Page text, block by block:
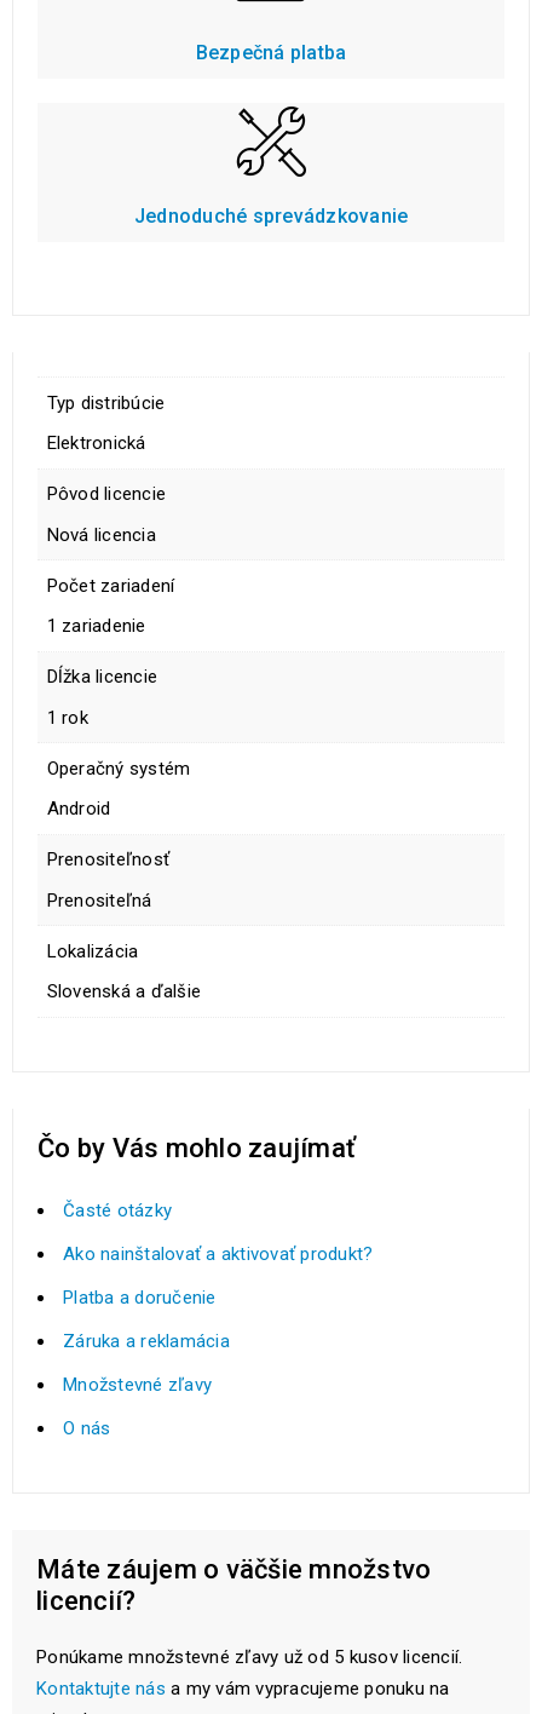
Bezpečná platba
Jednoduché sprevádzkovanie
Typ distribúcie
Elektronická
Pôvod licencie
Nová licencia
Počet zariadení
1 zariadenie
Dĺžka licencie
1 rok
Operačný systém
Android
Prenositeľnosť
Prenositeľná
Lokalizácia
Slovenská a ďalšie
Čo by Vás mohlo zaujímať
Časté otázky
Ako nainštalovať a aktivovať produkt?
Platba a doručenie
Záruka a reklamácia
Množstevné zľavy
O nás
Máte záujem o väčšie množstvo
licencií?
Ponúkame množstevné zľavy už od 5 kusov licencií.
Kontaktujte nás a my vám vypracujeme ponuku na